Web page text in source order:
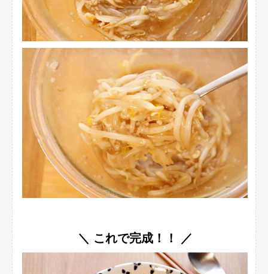
＼ これで完成！！ ／